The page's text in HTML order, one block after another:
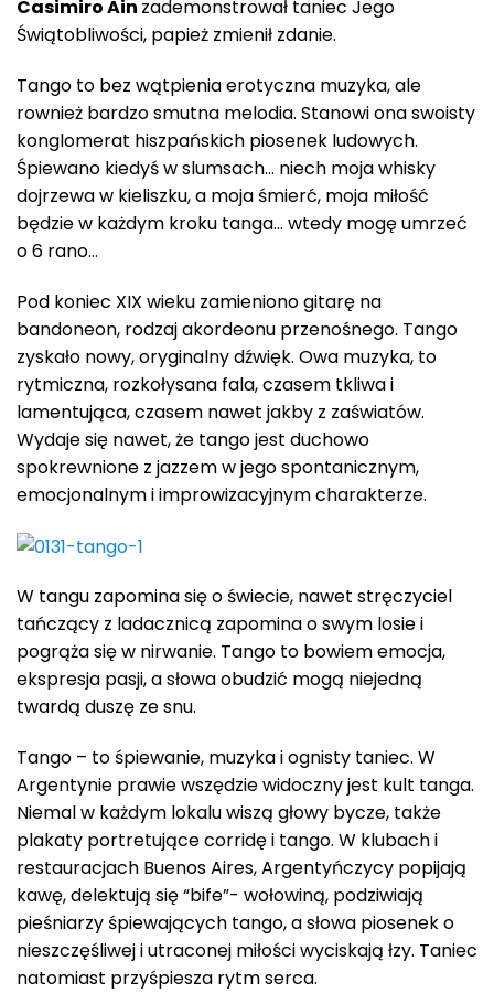
Casimiro Ain zademonstrował taniec Jego
Świątobliwości, papież zmienił zdanie.
Tango to bez wątpienia erotyczna muzyka, ale
rownież bardzo smutna melodia. Stanowi ona swoisty
konglomerat hiszpańskich piosenek ludowych.
Śpiewano kiedyś w slumsach… niech moja whisky
dojrzewa w kieliszku, a moja śmierć, moja miłość
będzie w każdym kroku tanga… wtedy mogę umrzeć
o 6 rano…
Pod koniec XIX wieku zamieniono gitarę na
bandoneon, rodzaj akordeonu przenośnego. Tango
zyskało nowy, oryginalny dźwięk. Owa muzyka, to
rytmiczna, rozkołysana fala, czasem tkliwa i
lamentująca, czasem nawet jakby z zaświatów.
Wydaje się nawet, że tango jest duchowo
spokrewnione z jazzem w jego spontanicznym,
emocjonalnym i improwizacyjnym charakterze.
W tangu zapomina się o świecie, nawet stręczyciel
tańczący z ladacznicą zapomina o swym losie i
pogrąża się w nirwanie. Tango to bowiem emocja,
ekspresja pasji, a słowa obudzić mogą niejedną
twardą duszę ze snu.
Tango – to śpiewanie, muzyka i ognisty taniec. W
Argentynie prawie wszędzie widoczny jest kult tanga.
Niemal w każdym lokalu wiszą głowy bycze, także
plakaty portretujące corridę i tango. W klubach i
restauracjach Buenos Aires, Argentyńczycy popijają
kawę, delektują się “bife”- wołowiną, podziwiają
pieśniarzy śpiewających tango, a słowa piosenek o
nieszczęśliwej i utraconej miłości wyciskają łzy. Taniec
natomiast przyśpiesza rytm serca.